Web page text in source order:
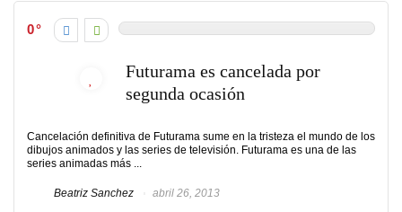
0
Futurama es cancelada por
segunda ocasión
Cancelación definitiva de Futurama sume en la tristeza el mundo de los
dibujos animados y las series de televisión. Futurama es una de las
series animadas más ...
Beatriz Sanchez abril 26, 2013